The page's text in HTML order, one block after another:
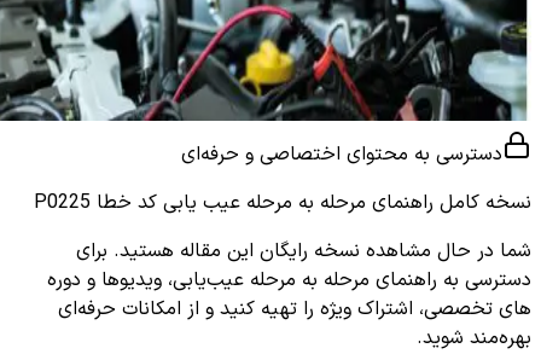
دسترسی به محتوای اختصاصی و حرفه‌ای
نسخه کامل راهنمای مرحله به مرحله عیب یابی کد خطا P0225
شما در حال مشاهده نسخه رایگان این مقاله هستید. برای
دسترسی به راهنمای مرحله به مرحله عیب‌یابی، ویدیوها و دوره
های تخصصی، اشتراک ویژه را تهیه کنید و از امکانات حرفه‌ای
بهره‌مند شوید.